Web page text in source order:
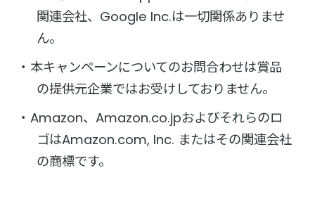
関連会社、Google Inc.は一切関係ありませ
ん。
本キャンペーンについてのお問合わせは賞品
の提供元企業ではお受けしておりません。
Amazon、Amazon.co.jpおよびそれらのロ
ゴはAmazon.com, Inc. またはその関連会社
の商標です。